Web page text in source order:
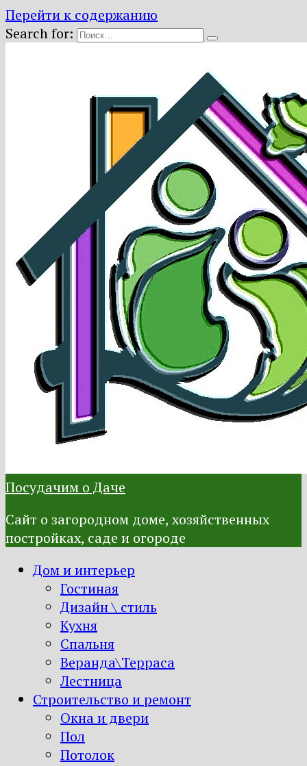
Перейти к содержанию
Search for:
Посудачим о Даче
Сайт о загородном доме, хозяйственных
постройках, саде и огороде
Дом и интерьер
Гостиная
Дизайн \ стиль
Кухня
Спальня
Веранда\Терраса
Лестница
Строительство и ремонт
Окна и двери
Пол
Потолок